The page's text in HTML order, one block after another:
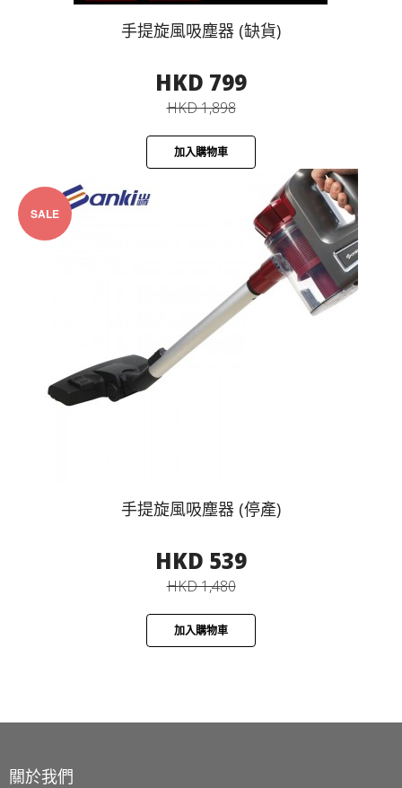
手提旋風吸塵器 (缺貨)
HKD 799
HKD 1,898
加入購物車
SALE
手提旋風吸塵器 (停產)
HKD 539
HKD 1,480
加入購物車
關於我們